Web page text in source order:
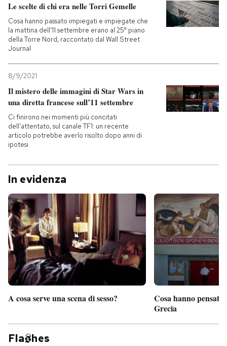
Le scelte di chi era nelle Torri Gemelle
Cosa hanno passato impiegati e impiegate che
la mattina dell'11 settembre erano al 25° piano
della Torre Nord, raccontato dal Wall Street
Journal
8/9/2021
Il mistero delle immagini di Star Wars in
una diretta francese sull’11 settembre
Ci finirono nei momenti più concitati
dell'attentato, sul canale TF1: un recente
articolo potrebbe averlo risolto dopo anni di
ipotesi
In evidenza
A cosa serve una scena di sesso?
Cosa hanno pensato
Grecia
Fla hes